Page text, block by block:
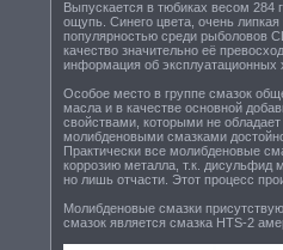
Выпускается в тюбиках весом 284
ощупь. Синего цвета, очень
популярностью среди рыболовов
качество значительно её
информация об эксплуатационных
Особое место в группе смазок
масла и в качестве основной
свойствами, которыми не
молибденовыми смазками
Практически все молибденовые
коррозию металла, т.к. дисульфид
но лишь отчасти. Этот процесс
Молибденовые смазки
смазок является смазка HTS-2